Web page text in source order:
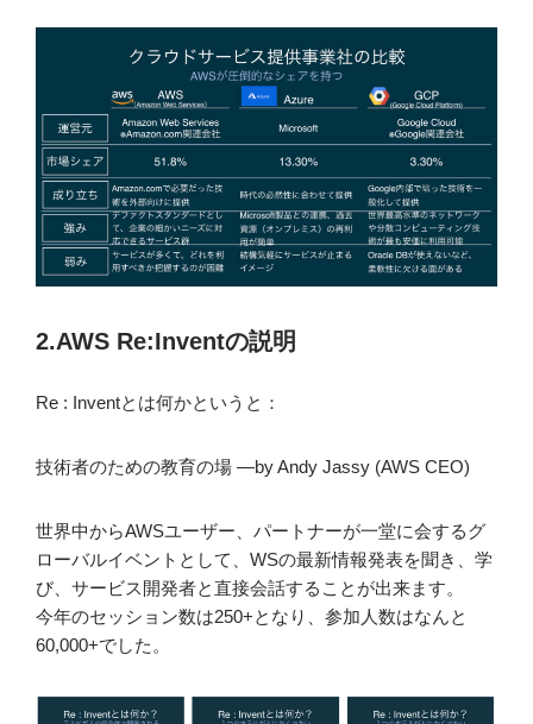
2.AWS Re:Inventの説明
Re : Inventとは何かというと：
技術者のための教育の場 —by Andy Jassy (AWS CEO)
世界中からAWSユーザー、パートナーが一堂に会するグ
ローバルイベントとして、WSの最新情報発表を聞き、学
び、サービス開発者と直接会話することが出来ます。
今年のセッション数は250+となり、参加人数はなんと
60,000+でした。